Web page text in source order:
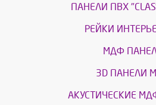
ПАНЕЛИ ПВХ
РЕЙКИ
МДФ
3D ПАНЕЛИ
АКУСТИЧЕСКИЕ